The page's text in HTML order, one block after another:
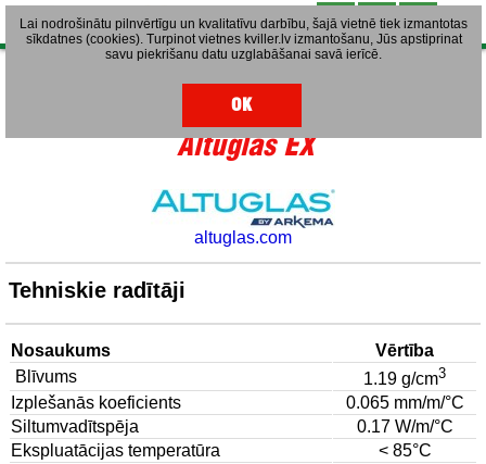
Ekstrudēts organiskais stikls
Altuglas EX
altuglas.com
Tehniskie radītāji
Nosaukums
Vērtība
Blīvums
1.19 g/cm3
Izplešanās koeficients
0.065 mm/m/°C
Siltumvadītspēja
0.17 W/m/°C
Ekspluatācijas temperatūra
< 85°C
Lai nodrošinātu pilnvērtīgu un kvalitatīvu darbību, šajā vietnē tiek izmantotas
sīkdatnes (cookies). Turpinot vietnes kviller.lv izmantošanu, Jūs apstiprinat
savu piekrišanu datu uzglabāšanai savā ierīcē.
OK